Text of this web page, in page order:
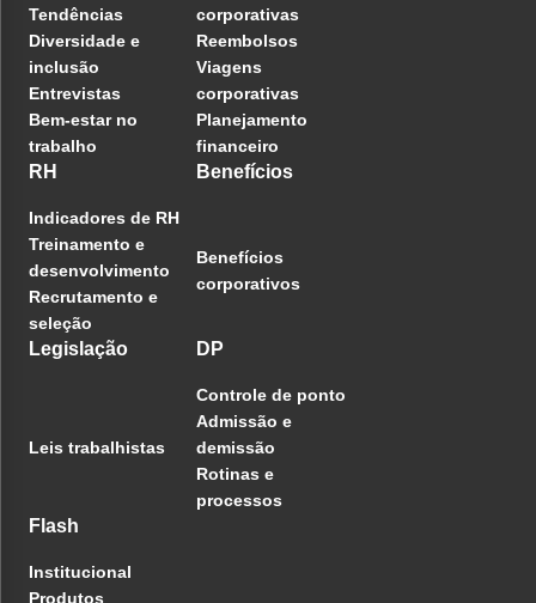
Tendências
Diversidade e
inclusão
Entrevistas
Bem-estar no
trabalho
corporativas
Reembolsos
Viagens
corporativas
Planejamento
financeiro
RH
Indicadores de RH
Treinamento e
desenvolvimento
Recrutamento e
seleção
Benefícios
Benefícios
corporativos
Legislação
Leis trabalhistas
DP
Controle de ponto
Admissão e
demissão
Rotinas e
processos
Flash
Institucional
Produtos